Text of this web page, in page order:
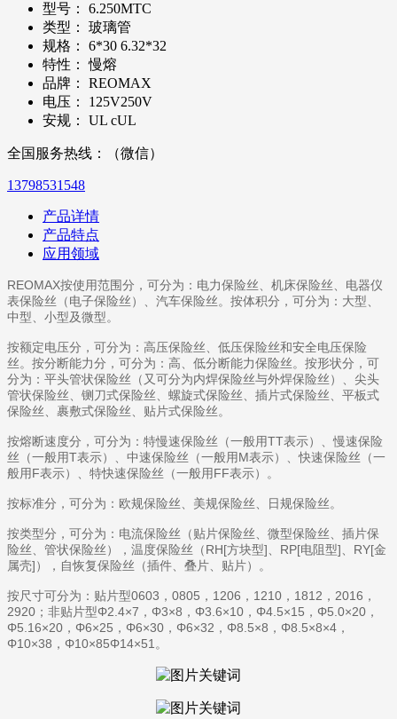
型号：
6.250MTC
类型：
玻璃管
规格：
6*30 6.32*32
特性： 慢熔
品牌：
REOMAX
电压：
125V250V
安规：
UL cUL
全国服务热线：（微信）
13798531548
产品详情
产品特点
应用领域
REOMAX按使用范围分，可分为：电力保险丝、机床保险丝、电器仪
表保险丝（电子保险丝）、汽车保险丝。按体积分，可分为：大型、
中型、小型及微型。
按额定电压分，可分为：高压保险丝、低压保险丝和安全电压保险
丝。按分断能力分，可分为：高、低分断能力保险丝。按形状分，可
分为：平头管状保险丝（又可分为内焊保险丝与外焊保险丝）、尖头
管状保险丝、铡刀式保险丝、螺旋式保险丝、插片式保险丝、平板式
保险丝、裹敷式保险丝、贴片式保险丝。
按熔断速度分，可分为：特慢速保险丝（一般用TT表示）、慢速保险
丝（一般用T表示）、中速保险丝（一般用M表示）、快速保险丝（一
般用F表示）、特快速保险丝（一般用FF表示）。
按标准分，可分为：欧规保险丝、美规保险丝、日规保险丝。
按类型分，可分为：电流保险丝（贴片保险丝、微型保险丝、插片保
险丝、管状保险丝），温度保险丝（RH[方块型]、RP[电阻型]、RY[金
属壳]），自恢复保险丝（插件、叠片、贴片）。
按尺寸可分为：贴片型0603，0805，1206，1210，1812，2016，
2920；非贴片型Φ2.4×7，Φ3×8，Φ3.6×10，Φ4.5×15，Φ5.0×20，
Φ5.16×20，Φ6×25，Φ6×30，Φ6×32，Φ8.5×8，Φ8.5×8×4，
Φ10×38，Φ10×85Φ14×51。